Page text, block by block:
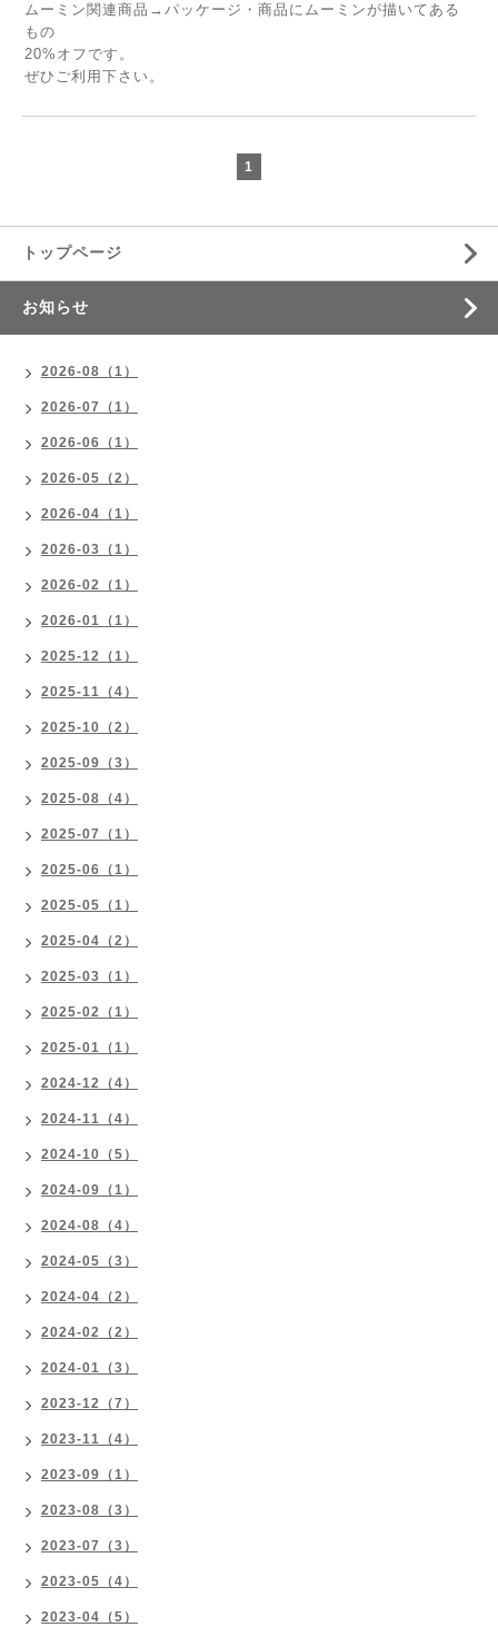
ムーミン関連商品→パッケージ・商品にムーミンが描いてある
もの
20%オフです。
ぜひご利用下さい。
1
トップページ
お知らせ
2026-08（1）
2026-07（1）
2026-06（1）
2026-05（2）
2026-04（1）
2026-03（1）
2026-02（1）
2026-01（1）
2025-12（1）
2025-11（4）
2025-10（2）
2025-09（3）
2025-08（4）
2025-07（1）
2025-06（1）
2025-05（1）
2025-04（2）
2025-03（1）
2025-02（1）
2025-01（1）
2024-12（4）
2024-11（4）
2024-10（5）
2024-09（1）
2024-08（4）
2024-05（3）
2024-04（2）
2024-02（2）
2024-01（3）
2023-12（7）
2023-11（4）
2023-09（1）
2023-08（3）
2023-07（3）
2023-05（4）
2023-04（5）